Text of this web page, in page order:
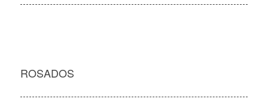
ROSADOS